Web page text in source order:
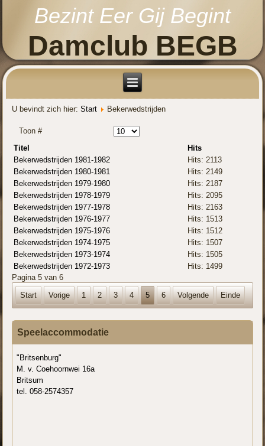
Bezint Eer Gij Begint
Damclub BEGB
U bevindt zich hier:Start Bekerwedstrijden
Toon #
Titel
Hits
Bekerwedstrijden 1981-1982
Hits: 2113
Bekerwedstrijden 1980-1981
Hits: 2149
Bekerwedstrijden 1979-1980
Hits: 2187
Bekerwedstrijden 1978-1979
Hits: 2095
Bekerwedstrijden 1977-1978
Hits: 2163
Bekerwedstrijden 1976-1977
Hits: 1513
Bekerwedstrijden 1975-1976
Hits: 1512
Bekerwedstrijden 1974-1975
Hits: 1507
Bekerwedstrijden 1973-1974
Hits: 1505
Bekerwedstrijden 1972-1973
Hits: 1499
Pagina 5 van 6
Start
Vorige 1 2 3 4 5 6 Volgende Einde
Speelaccommodatie
"Britsenburg"
M. v. Coehoornwei 16a
Britsum
tel. 058-2574357